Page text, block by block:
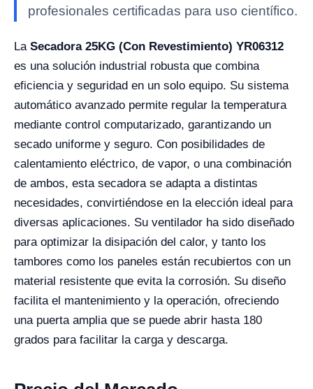
profesionales certificadas para uso científico.
La Secadora 25KG (Con Revestimiento) YR06312
es una solución industrial robusta que combina
eficiencia y seguridad en un solo equipo. Su sistema
automático avanzado permite regular la temperatura
mediante control computarizado, garantizando un
secado uniforme y seguro. Con posibilidades de
calentamiento eléctrico, de vapor, o una combinación
de ambos, esta secadora se adapta a distintas
necesidades, convirtiéndose en la elección ideal para
diversas aplicaciones. Su ventilador ha sido diseñado
para optimizar la disipación del calor, y tanto los
tambores como los paneles están recubiertos con un
material resistente que evita la corrosión. Su diseño
facilita el mantenimiento y la operación, ofreciendo
una puerta amplia que se puede abrir hasta 180
grados para facilitar la carga y descarga.